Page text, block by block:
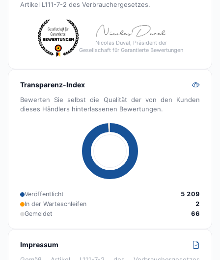
Artikel L111-7-2 des Verbrauchergesetzes.
Nicolas Duval, Präsident der
Gesellschaft für Garantierte Bewertungen
Transparenz-Index
Bewerten Sie selbst die Qualität der von den Kunden
dieses Händlers hinterlassenen Bewertungen.
Veröffentlicht
5 209
In der Warteschleifen
2
Gemeldet
66
Impressum